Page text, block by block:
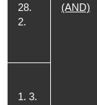
(AND)
28.
2.
1. 3.